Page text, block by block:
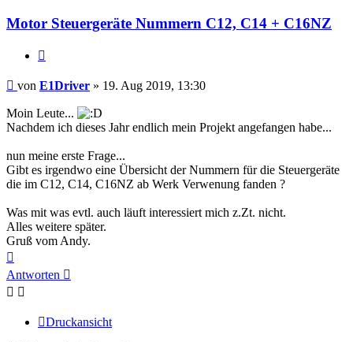
Motor Steuergeräte Nummern C12, C14 + C16NZ
Beitrag
von E1Driver » 19. Aug 2019, 13:30
Moin Leute...
Nachdem ich dieses Jahr endlich mein Projekt angefangen habe...
nun meine erste Frage...
Gibt es irgendwo eine Übersicht der Nummern für die Steuergeräte
die im C12, C14, C16NZ ab Werk Verwenung fanden ?
Was mit was evtl. auch läuft interessiert mich z.Zt. nicht.
Alles weitere später.
Gruß vom Andy.
oben
Antworten
Druckansicht